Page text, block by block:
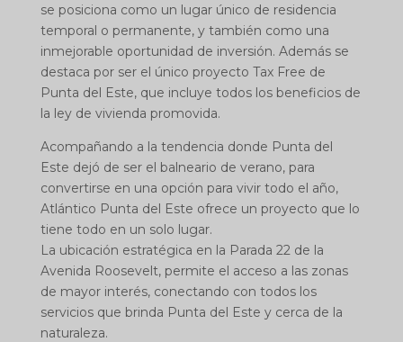
se posiciona como un lugar único de residencia
temporal o permanente, y también como una
inmejorable oportunidad de inversión. Además se
destaca por ser el único proyecto Tax Free de
Punta del Este, que incluye todos los beneficios de
la ley de vivienda promovida.
Acompañando a la tendencia donde Punta del
Este dejó de ser el balneario de verano, para
convertirse en una opción para vivir todo el año,
Atlántico Punta del Este ofrece un proyecto que lo
tiene todo en un solo lugar.
La ubicación estratégica en la Parada 22 de la
Avenida Roosevelt, permite el acceso a las zonas
de mayor interés, conectando con todos los
servicios que brinda Punta del Este y cerca de la
naturaleza.